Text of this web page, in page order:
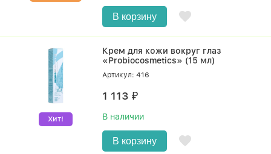
В корзину
Хит!
Крем для кожи вокруг глаз
«Probiocosmetics» (15 мл)
Артикул: 416
1 113₽
В наличии
В корзину